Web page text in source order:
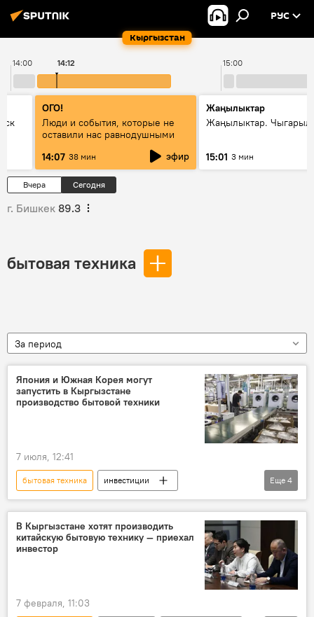
Кыргызстан
РУС
14:00 15:00
14:12
ОГО!
Люди и события, которые не
оставили нас равнодушными
14:07 38 мин эфир
Жаңылыктар
Жаңылыктар.
15:01 3 мин
Вчера Сегодня
г. Бишкек 89.3
бытовая техника
За период
Япония и Южная Корея могут
запустить в Кыргызстане
производство бытовой техники
7 июля, 12:41
бытовая техника
инвестиции
Кыргызстан
Япония
ЕАЭС
Южная Корея
Национальное агентство по инвестициям
Еще 4
В Кыргызстане хотят производить
китайскую бытовую технику — приехал
инвестор
7 февраля, 11:03